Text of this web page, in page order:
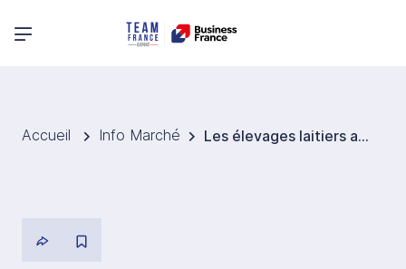
Menu principal
Accueil Info Marché Les élevages laitiers allemands, entre progrès et défis dans la durabilité